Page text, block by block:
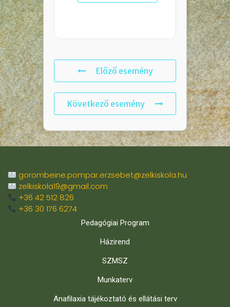
Előző esemény
Következő esemény
gorombeine.pompar.erzsebet@zelkiskola.hu
zelkiskola19@gmail.com
+36 42 512 826
+36 30 176 6274
Pedagógiai Program
Házirend
SZMSZ
Munkaterv
Anafilaxia tájékoztató és ellátási terv